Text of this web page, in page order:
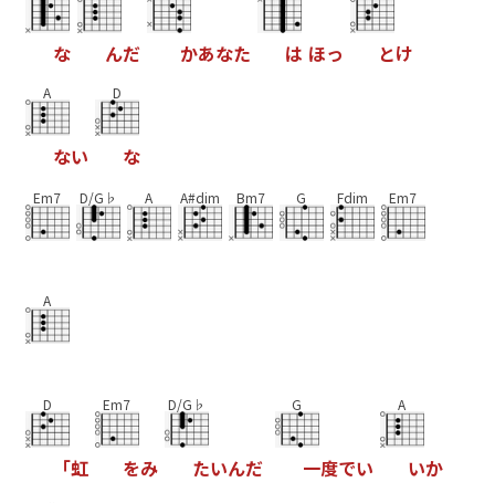
な んだ かあなた は ほっ とけ
A
ない
D
な
Em7 D/G♭ A A#dim Bm7 G Fdim Em7
A
D
「虹
Em7
をみ
D/G♭
たいんだ
G
一度でい
A
いか